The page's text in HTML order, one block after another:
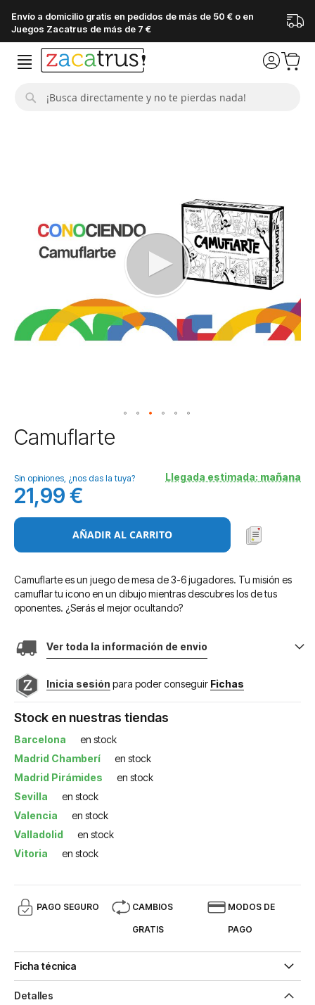
Envío a domicilio gratis en pedidos de más de 50 € o en
Juegos Zacatrus de más de 7 €
imágenes
Saltar
al
de
la
galería
de
Camuflarte
Llegada estimada: mañana
Sin opiniones, ¿nos das la tuya?
21,99 €
AÑADIR AL CARRITO
Camuflarte es un juego de mesa de 3-6 jugadores. Tu misión es
camuflar tu icono en un dibujo mientras descubres los de tus
oponentes. ¿Serás el mejor ocultando?
Ver toda la información de envio
Inicia sesión para poder conseguir Fichas
Stock en nuestras tiendas
Barcelona
en stock
Madrid Chamberí
en stock
Madrid Pirámides
en stock
Sevilla
en stock
Valencia
en stock
Valladolid
en stock
Vitoria
en stock
PAGO SEGURO CAMBIOS
GRATIS
MODOS DE
PAGO
Ficha técnica
Detalles